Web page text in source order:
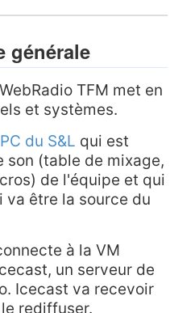
générale
TFM met en
et systèmes.
PC du S&L qui est
son (table de mixage,
de l'équipe et qui
va être la source du
à la VM
un serveur de
Icecast va recevoir
rediffuser.